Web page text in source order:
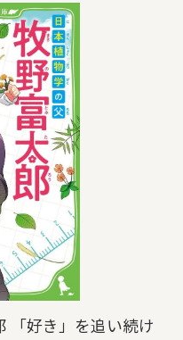
「好き」を追い続け